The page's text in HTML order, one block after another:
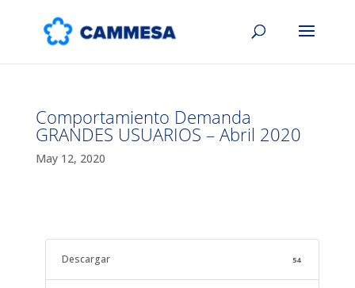
Comportamiento Demanda
GRANDES USUARIOS – Abril 2020
May 12, 2020
Descargar 54